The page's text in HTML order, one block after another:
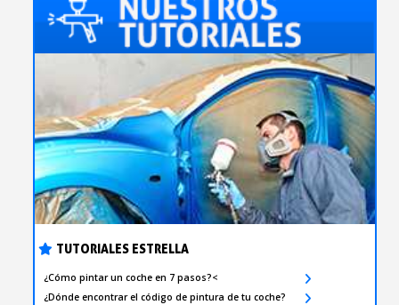
TUTORIALES ESTRELLA
¿Cómo pintar un coche en 7 pasos?<
¿Dónde encontrar el código de pintura de tu coche?